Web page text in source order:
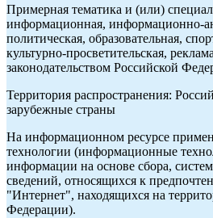
Примерная тематика и (или)
информационная, информационно-
политическая, образовательная,
культурно-просветительская,
законодательством Российской
Территория распространения:
зарубежные страны
На информационном ресурсе
технологии (информационные
информации на основе сбора,
сведений, относящихся к
"Интернет", находящихся на
Федерации).